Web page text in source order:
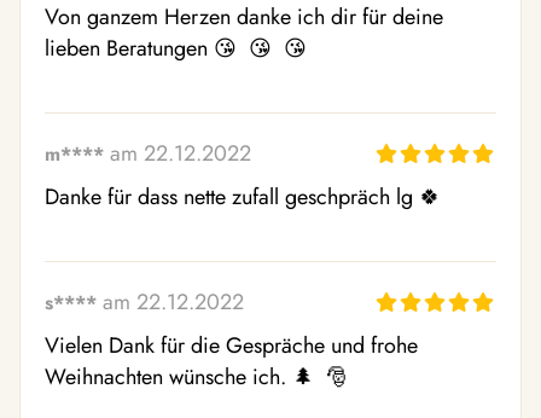
Von ganzem Herzen danke ich dir für deine
lieben Beratungen 😘  😘  😘
m**** am 22.12.2022
Danke für dass nette zufall geschpräch lg 🍀
s**** am 22.12.2022
Vielen Dank für die Gespräche und frohe
Weihnachten wünsche ich. 🌲  🎅